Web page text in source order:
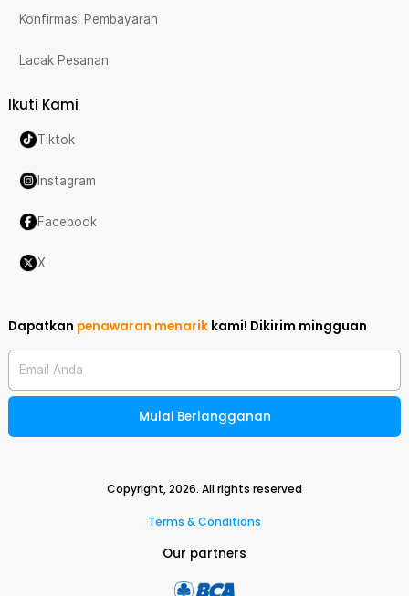
Konfirmasi Pembayaran
Lacak Pesanan
Ikuti Kami
Tiktok
Instagram
Facebook
X
Dapatkan penawaran menarik kami! Dikirim mingguan
Email Anda
Mulai Berlangganan
Copyright,2026. All rights reserved
Terms & Conditions
Our partners